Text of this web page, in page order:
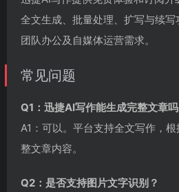
全文生成、批量处理、扩写与续写
团队办公及自媒体运营需求。
常见问题
Q1：迅捷AI写作能生成完整文章吗
A1：可以。平台支持全文写作，
整文章内容。
Q2：是否支持图片文字识别？